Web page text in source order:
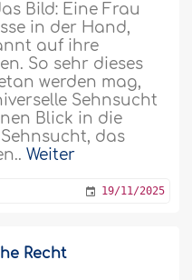
Bild: Eine Frau
in der Hand,
auf ihre
So sehr dieses
werden mag,
Sehnsucht
Blick in die
das
Weiter
19/11/2025
Recht